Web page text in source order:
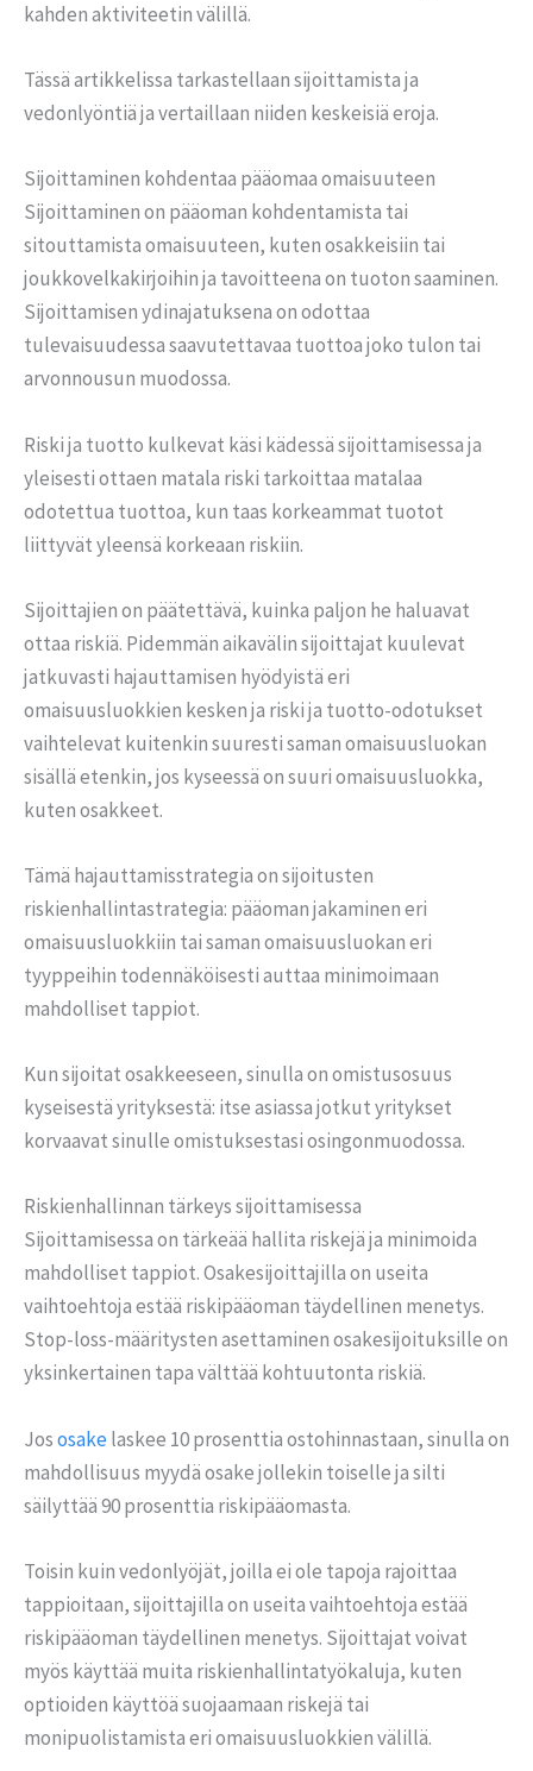
kahden aktiviteetin välillä.
Tässä artikkelissa tarkastellaan sijoittamista ja
vedonlyöntiä ja vertaillaan niiden keskeisiä eroja.
Sijoittaminen kohdentaa pääomaa omaisuuteen
Sijoittaminen on pääoman kohdentamista tai
sitouttamista omaisuuteen, kuten osakkeisiin tai
joukkovelkakirjoihin ja tavoitteena on tuoton saaminen.
Sijoittamisen ydinajatuksena on odottaa
tulevaisuudessa saavutettavaa tuottoa joko tulon tai
arvonnousun muodossa.
Riski ja tuotto kulkevat käsi kädessä sijoittamisessa ja
yleisesti ottaen matala riski tarkoittaa matalaa
odotettua tuottoa, kun taas korkeammat tuotot
liittyvät yleensä korkeaan riskiin.
Sijoittajien on päätettävä, kuinka paljon he haluavat
ottaa riskiä. Pidemmän aikavälin sijoittajat kuulevat
jatkuvasti hajauttamisen hyödyistä eri
omaisuusluokkien kesken ja riski ja tuotto-odotukset
vaihtelevat kuitenkin suuresti saman omaisuusluokan
sisällä etenkin, jos kyseessä on suuri omaisuusluokka,
kuten osakkeet.
Tämä hajauttamisstrategia on sijoitusten
riskienhallintastrategia: pääoman jakaminen eri
omaisuusluokkiin tai saman omaisuusluokan eri
tyyppeihin todennäköisesti auttaa minimoimaan
mahdolliset tappiot.
Kun sijoitat osakkeeseen, sinulla on omistusosuus
kyseisestä yrityksestä: itse asiassa jotkut yritykset
korvaavat sinulle omistuksestasi osingonmuodossa.
Riskienhallinnan tärkeys sijoittamisessa
Sijoittamisessa on tärkeää hallita riskejä ja minimoida
mahdolliset tappiot. Osakesijoittajilla on useita
vaihtoehtoja estää riskipääoman täydellinen menetys.
Stop-loss-määritysten asettaminen osakesijoituksille on
yksinkertainen tapa välttää kohtuutonta riskiä.
Jososakelaskee 10 prosenttia ostohinnastaan, sinulla on
mahdollisuus myydä osake jollekin toiselle ja silti
säilyttää 90 prosenttia riskipääomasta.
Toisin kuin vedonlyöjät, joilla ei ole tapoja rajoittaa
tappioitaan, sijoittajilla on useita vaihtoehtoja estää
riskipääoman täydellinen menetys. Sijoittajat voivat
myös käyttää muita riskienhallintatyökaluja, kuten
optioiden käyttöä suojaamaan riskejä tai
monipuolistamista eri omaisuusluokkien välillä.